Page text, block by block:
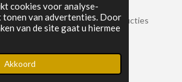
cookies voor analyse-
tonen van advertenties. Door
van de site gaat u hiermee
Akkoord
Sessies en Muziekproducties